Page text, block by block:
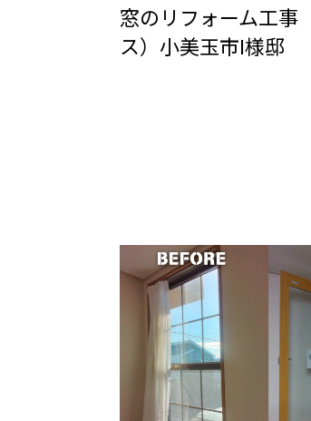
窓のリフォーム工事
ス）小美玉市I様邸